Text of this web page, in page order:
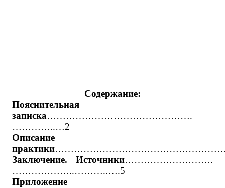
Содержание:
Пояснительная
записка……………………………………….
…………..…2
Описание
практики
Заключение. Источники……………………….
………………..………..….5
Приложение